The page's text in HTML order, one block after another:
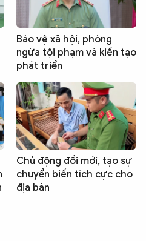
Bảo vệ xã hội, phòng
ngừa tội phạm và kiến tạo
phát triển
Chủ động đổi mới, tạo sự
chuyển biến tích cực cho
địa bàn